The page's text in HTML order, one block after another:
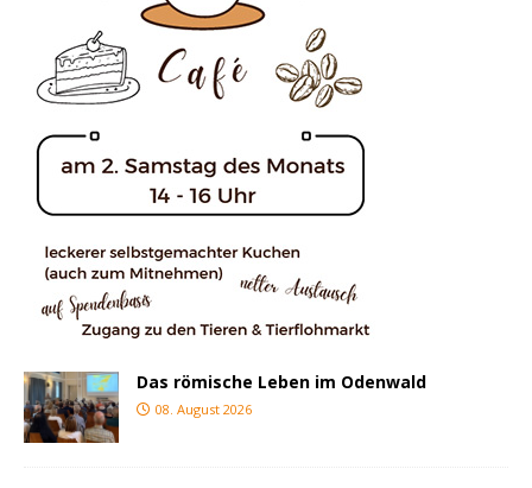
Das römische Leben im Odenwald
08. August 2026